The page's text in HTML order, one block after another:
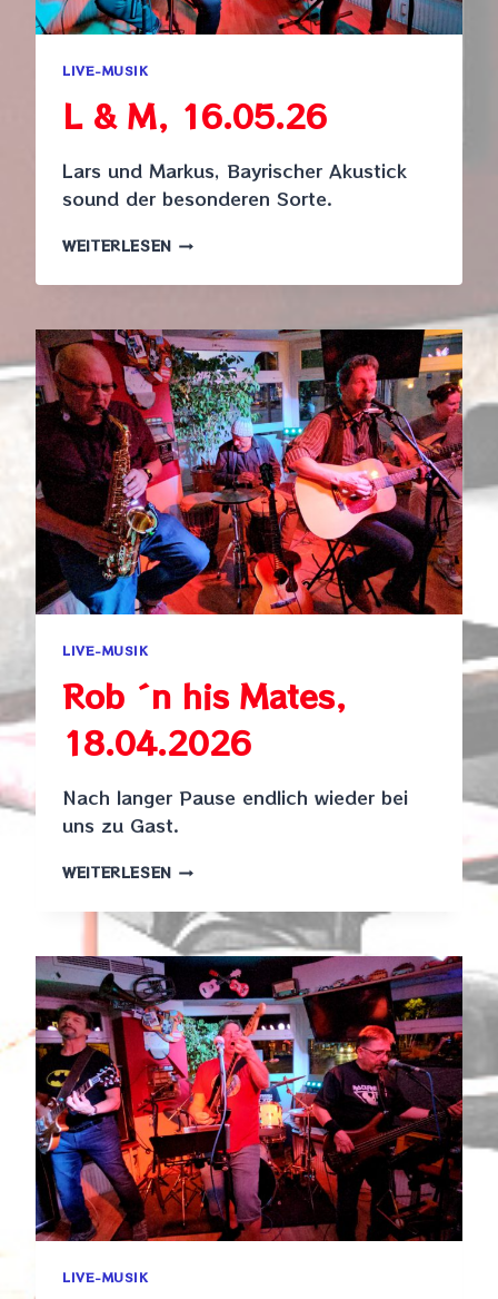
LIVE-MUSIK
L & M, 16.05.26
Lars und Markus, Bayrischer Akustick
sound der besonderen Sorte.
WEITERLESEN L
M,
LIVE-MUSIK
Rob ´n his Mates,
18.04.2026
Nach langer Pause endlich wieder bei
uns zu Gast.
WEITERLESEN ROB
HIS
MATES,
18.04.2026
LIVE-MUSIK